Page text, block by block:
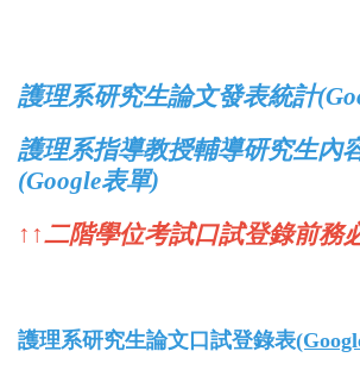
護理系研究生論文發表統計
護理系指導教授輔導研究生內
(Google表單)
↑↑二階學位考試口試登錄前務
護理系研究生論文口試登錄表